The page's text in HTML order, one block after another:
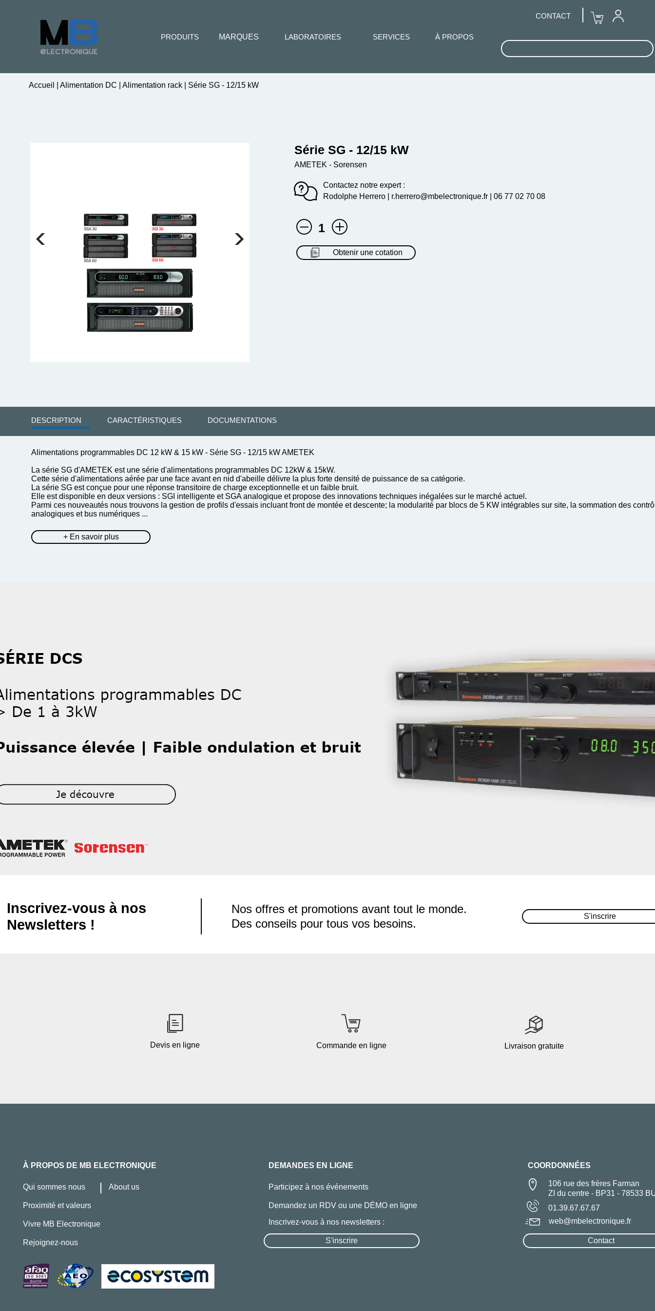
Accueil Alimentation DC Alimentation rack Série SG - 12/15 kW
Série SG - 12/15 kW
AMETEK - Sorensen
Contactez notre expert :
Rodolphe Herrero | r.herrero@mbelectronique.fr | 06 77 02 70 08
1
Obtenir une cotation
DESCRIPTION CARACTÉRISTIQUES DOCUMENTATIONS
Alimentations programmables DC 12 kW & 15 kW - Série SG - 12/15 kW AMETEK
La série SG d'AMETEK est une série d'alimentations programmables DC 12kW & 15kW.
Cette série d'alimentations aérée par une face avant en nid d'abeille délivre la plus forte densité de puissance de sa catégorie.
La série SG est conçue pour une réponse transitoire de charge exceptionnelle et un faible bruit.
Elle est disponible en deux versions : SGI intelligente et SGA analogique et propose des innovations techniques inégalées sur le marché actuel.
Parmi ces nouveautés nous trouvons la gestion de profils d'essais incluant front de montée et descente; la modularité par blocs de 5 KW intégrables sur site, la sommation des
analogiques et bus numériques ...
+ En savoir plus
Inscrivez-vous à nos
Newsletters !
Nos offres et promotions avant tout le monde.
Des conseils pour tous vos besoins.
S'inscrire
Devis en ligne Commande en ligne Livraison gratuite
À PROPOS DE MB ELECTRONIQUE DEMANDES EN LIGNE COORDONNÉES
Qui sommes nous About us Participez à nos événements
106 rue des frères Farman
ZI du centre - BP31 - 78533
Proximité et valeurs
Demandez un RDV ou une DÉMO en ligne
01.39.67.67.67
Vivre MB Electronique
Inscrivez-vous à nos newsletters :
Rejoignez-nous Contact
web@mbelectronique.fr
S'inscrire
CONTACT
PRODUITS MARQUES LABORATOIRES SERVICES À PROPOS